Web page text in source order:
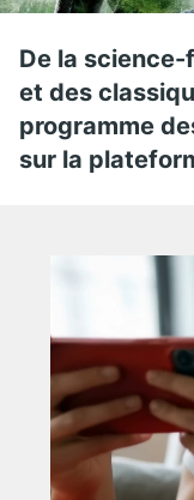
De la
et des
programme
sur la